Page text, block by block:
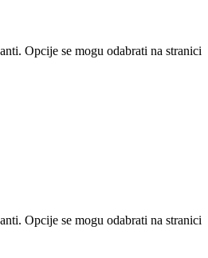
Opcije se mogu odabrati na stranici
Opcije se mogu odabrati na stranici